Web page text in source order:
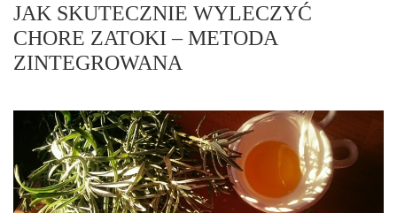
JAK SKUTECZNIE WYLECZYĆ
CHORE ZATOKI – METODA
ZINTEGROWANA